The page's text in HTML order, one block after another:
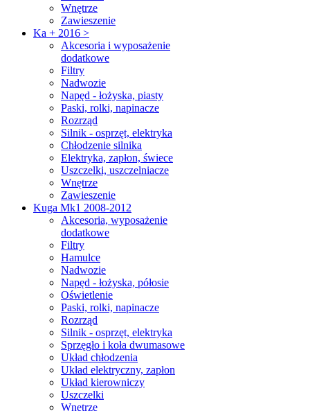
Wnętrze
Zawieszenie
Ka + 2016 >
Akcesoria i wyposażenie
dodatkowe
Filtry
Nadwozie
Napęd - łożyska, piasty
Paski, rolki, napinacze
Rozrząd
Silnik - osprzęt, elektryka
Chłodzenie silnika
Elektryka, zapłon, świece
Uszczelki, uszczelniacze
Wnętrze
Zawieszenie
Kuga Mk1 2008-2012
Akcesoria, wyposażenie
dodatkowe
Filtry
Hamulce
Nadwozie
Napęd - łożyska, półosie
Oświetlenie
Paski, rolki, napinacze
Rozrząd
Silnik - osprzęt, elektryka
Sprzęgło i koła dwumasowe
Układ chłodzenia
Układ elektryczny, zapłon
Układ kierowniczy
Uszczelki
Wnętrze